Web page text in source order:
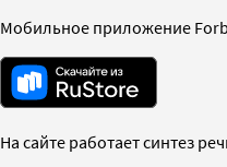
Мобильное приложение
На сайте работает синтез